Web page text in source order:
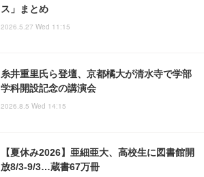
ス」まとめ
2026.5.27 Wed 11:15
糸井重里氏ら登壇、京都橘大が清水寺で学部
学科開設記念の講演会
2026.8.5 Wed 14:15
【夏休み2026】亜細亜大、高校生に図書館開
放8/3-9/3…蔵書67万冊